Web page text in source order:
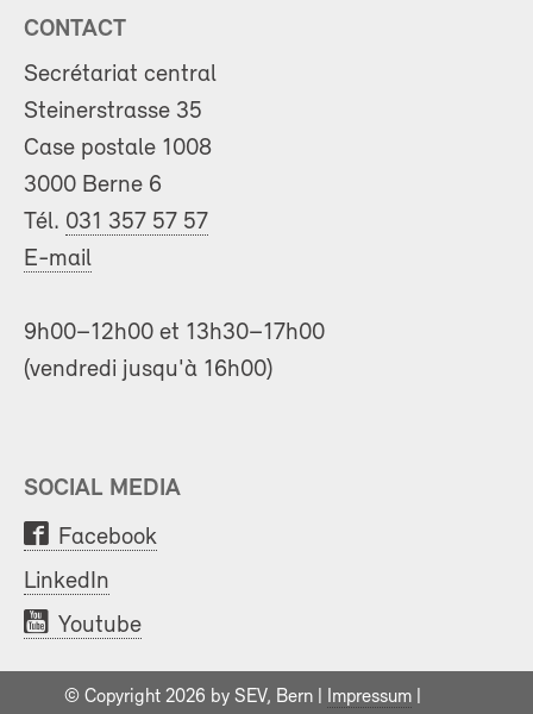
CONTACT
Secrétariat central
Steinerstrasse 35
Case postale 1008
3000 Berne 6
Tél. 031 357 57 57
E-mail
9h00–12h00 et 13h30–17h00
(vendredi jusqu'à 16h00)
SOCIAL MEDIA
Facebook
LinkedIn
Youtube
© Copyright 2026 by SEV, Bern | Impressum